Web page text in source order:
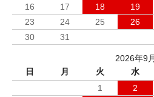
16
17 18 19
23
24 25 26
30
31
2026年9月
日
月 火 水
1
2